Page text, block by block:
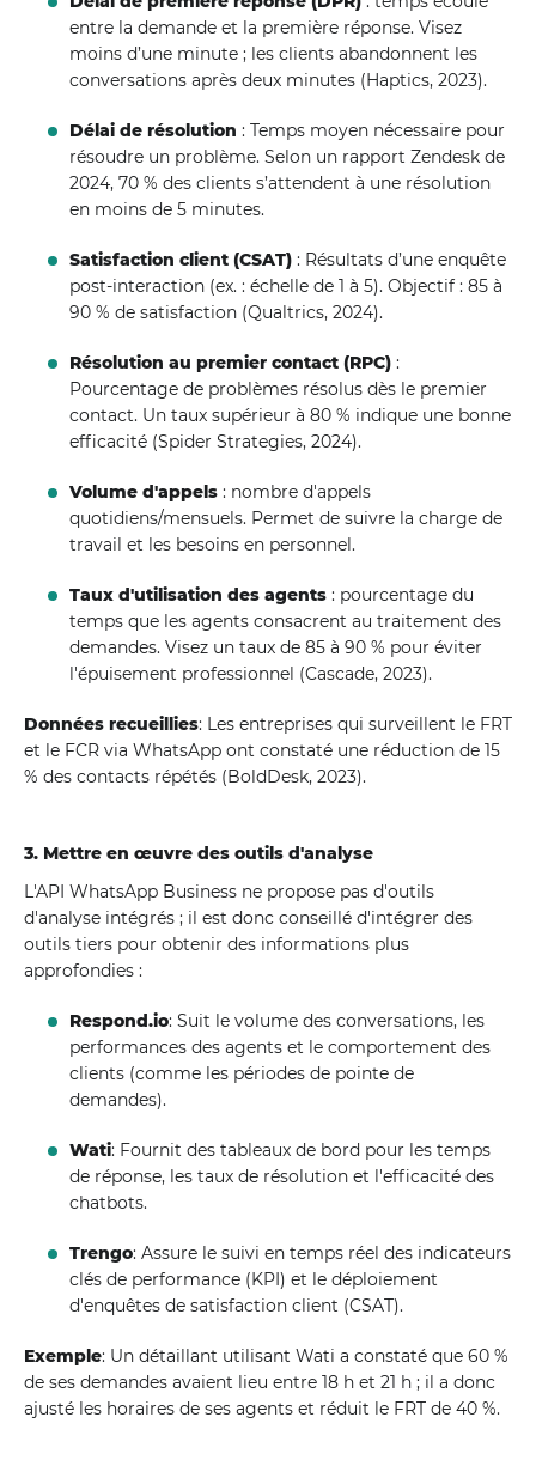
entre la demande et la première réponse. Visez
moins d’une minute ; les clients abandonnent les
conversations après deux minutes (Haptics, 2023).
Délai de résolution : Temps moyen nécessaire pour
résoudre un problème. Selon un rapport Zendesk de
2024, 70 % des clients s’attendent à une résolution
en moins de 5 minutes.
Satisfaction client (CSAT) : Résultats d’une enquête
post-interaction (ex. : échelle de 1 à 5). Objectif : 85 à
90 % de satisfaction (Qualtrics, 2024).
Résolution au premier contact (RPC) :
Pourcentage de problèmes résolus dès le premier
contact. Un taux supérieur à 80 % indique une bonne
efficacité (Spider Strategies, 2024).
Volume d'appels : nombre d'appels
quotidiens/mensuels. Permet de suivre la charge de
travail et les besoins en personnel.
Taux d'utilisation des agents : pourcentage du
temps que les agents consacrent au traitement des
demandes. Visez un taux de 85 à 90 % pour éviter
l'épuisement professionnel (Cascade, 2023).
Données recueillies: Les entreprises qui surveillent le FRT
et le FCR via WhatsApp ont constaté une réduction de 15
% des contacts répétés (BoldDesk, 2023).
3. Mettre en œuvre des outils d'analyse
L'API WhatsApp Business ne propose pas d'outils
d'analyse intégrés ; il est donc conseillé d'intégrer des
outils tiers pour obtenir des informations plus
approfondies :
Respond.io: Suit le volume des conversations, les
performances des agents et le comportement des
clients (comme les périodes de pointe de
demandes).
Wati: Fournit des tableaux de bord pour les temps
de réponse, les taux de résolution et l'efficacité des
chatbots.
Trengo: Assure le suivi en temps réel des indicateurs
clés de performance (KPI) et le déploiement
d'enquêtes de satisfaction client (CSAT).
Exemple: Un détaillant utilisant Wati a constaté que 60 %
de ses demandes avaient lieu entre 18 h et 21 h ; il a donc
ajusté les horaires de ses agents et réduit le FRT de 40 %.